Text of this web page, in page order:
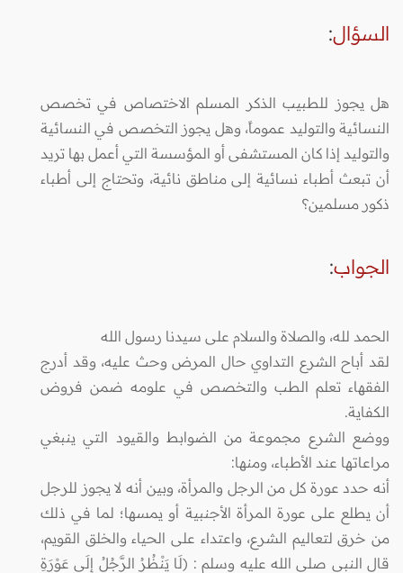
السؤال:
هل يجوز للطبيب الذكر المسلم الاختصاص في تخصص
النسائية والتوليد عموماً، وهل يجوز التخصص في النسائية
والتوليد إذا كان المستشفى أو المؤسسة التي أعمل بها تريد
أن تبعث أطباء نسائية إلى مناطق نائية، وتحتاج إلى أطباء
ذكور مسلمين؟
الجواب:
الحمد لله، والصلاة والسلام على سيدنا رسول الله
لقد أباح الشرع التداوي حال المرض وحث عليه، وقد أدرج
الفقهاء تعلم الطب والتخصص في علومه ضمن فروض
الكفاية.
ووضع الشرع مجموعة من الضوابط والقيود التي ينبغي
مراعاتها عند الأطباء، ومنها:
أنه حدد عورة كل من الرجل والمرأة، وبين أنه لا يجوز للرجل
أن يطلع على عورة المرأة الأجنبية أو يمسها؛ لما في ذلك
من خرق لتعاليم الشرع، واعتداء على الحياء والخلق القويم،
قال النبي صلى الله عليه وسلم : (لَا يَنْظُرُ الرَّجُلُ إِلَى عَوْرَةِ